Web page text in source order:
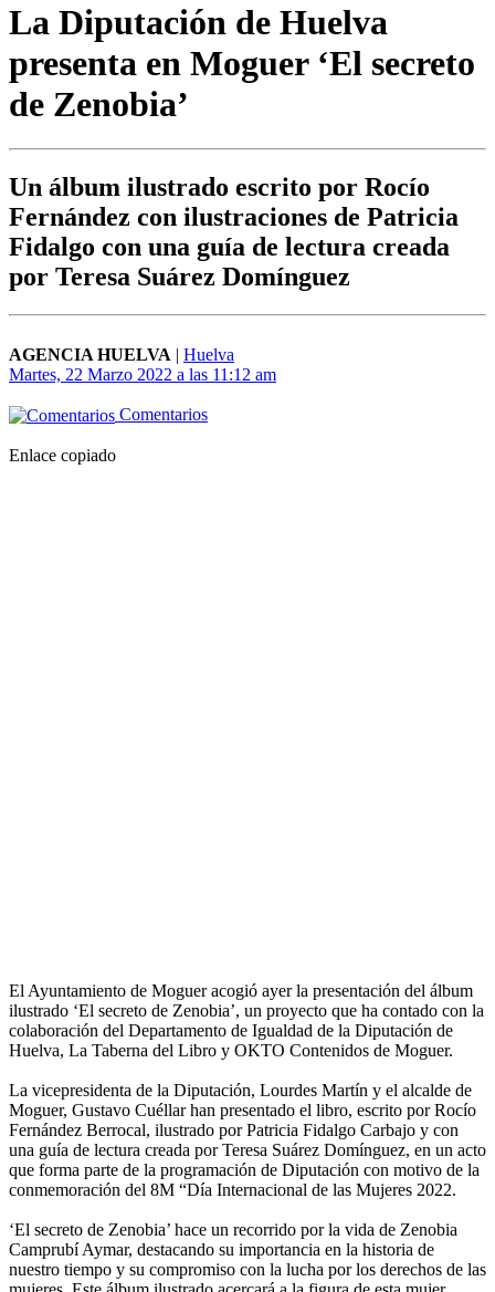
La Diputación de Huelva
presenta en Moguer ‘El secreto
de Zenobia’
Un álbum ilustrado escrito por Rocío
Fernández con ilustraciones de Patricia
Fidalgo con una guía de lectura creada
por Teresa Suárez Domínguez
AGENCIA HUELVA | Huelva
Martes, 22 Marzo 2022 a las 11:12 am
Comentarios
Enlace copiado
El Ayuntamiento de Moguer acogió ayer la presentación del álbum
ilustrado ‘El secreto de Zenobia’, un proyecto que ha contado con la
colaboración del Departamento de Igualdad de la Diputación de
Huelva, La Taberna del Libro y OKTO Contenidos de Moguer.
La vicepresidenta de la Diputación, Lourdes Martín y el alcalde de
Moguer, Gustavo Cuéllar han presentado el libro, escrito por Rocío
Fernández Berrocal, ilustrado por Patricia Fidalgo Carbajo y con
una guía de lectura creada por Teresa Suárez Domínguez, en un acto
que forma parte de la programación de Diputación con motivo de la
conmemoración del 8M “Día Internacional de las Mujeres 2022.
‘El secreto de Zenobia’ hace un recorrido por la vida de Zenobia
Camprubí Aymar, destacando su importancia en la historia de
nuestro tiempo y su compromiso con la lucha por los derechos de las